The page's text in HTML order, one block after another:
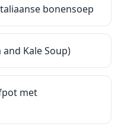
bonensoep
Kale Soup)
met